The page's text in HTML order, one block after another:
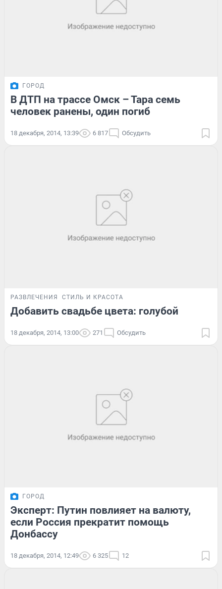
ГОРОД
В ДТП на трассе Омск – Тара семь
человек ранены, один погиб
18 декабря, 2014, 13:39 6 817 Обсудить
РАЗВЛЕЧЕНИЯ СТИЛЬ И КРАСОТА
Добавить свадьбе цвета: голубой
18 декабря, 2014, 13:00 271 Обсудить
ГОРОД
Эксперт: Путин повлияет на валюту,
если Россия прекратит помощь
Донбассу
18 декабря, 2014, 12:49 6 325 12